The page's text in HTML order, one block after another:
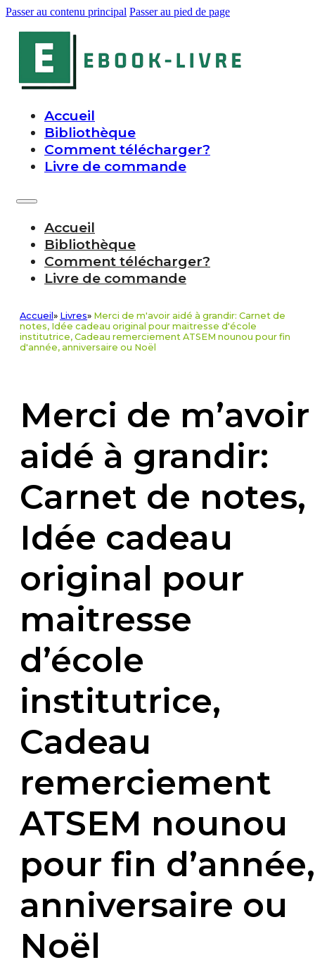
Passer au contenu principal Passer au pied de page
Accueil
Bibliothèque
Comment télécharger?
Livre de commande
Accueil
Bibliothèque
Comment télécharger?
Livre de commande
Accueil » Livres» Merci de m'avoir aidé à grandir: Carnet de
notes, Idée cadeau original pour maitresse d'école
institutrice, Cadeau remerciement ATSEM nounou pour fin
d'année, anniversaire ou Noël
Merci de m’avoir
aidé à grandir:
Carnet de notes,
Idée cadeau
original pour
maitresse
d’école
institutrice,
Cadeau
remerciement
ATSEM nounou
pour fin d’année,
anniversaire ou
Noël